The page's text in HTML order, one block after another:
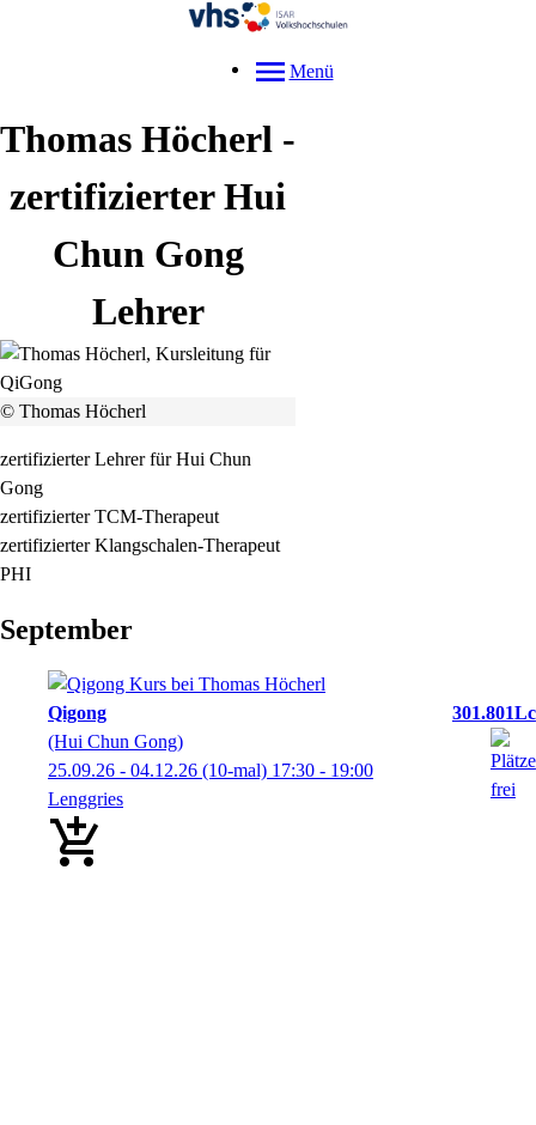
Menü
Thomas Höcherl -
zertifizierter Hui
Chun Gong
Lehrer
© Thomas Höcherl
zertifizierter Lehrer für Hui Chun
Gong
zertifizierter TCM-Therapeut
zertifizierter Klangschalen-Therapeut
PHI
September
Qigong
301.801Lc
(Hui Chun Gong)
25.09.26 - 04.12.26 (10-mal) 17:30 - 19:00
Lenggries